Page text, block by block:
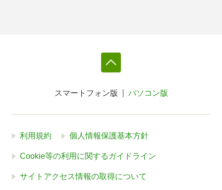
スマートフォン版 パソコン版
利用規約 個人情報保護基本方針
Cookie等の利用に関するガイドライン
サイトアクセス情報の取得について